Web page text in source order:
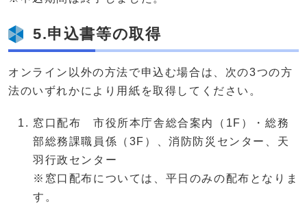
5.申込書等の取得
オンライン以外の方法で申込む場合は、次の3つの方
法のいずれかにより用紙を取得してください。
窓口配布 市役所本庁舎総合案内（1F）・総務
部総務課職員係（3F）、消防防災センター、天
羽行政センター
※窓口配布については、平日のみの配布となりま
す。